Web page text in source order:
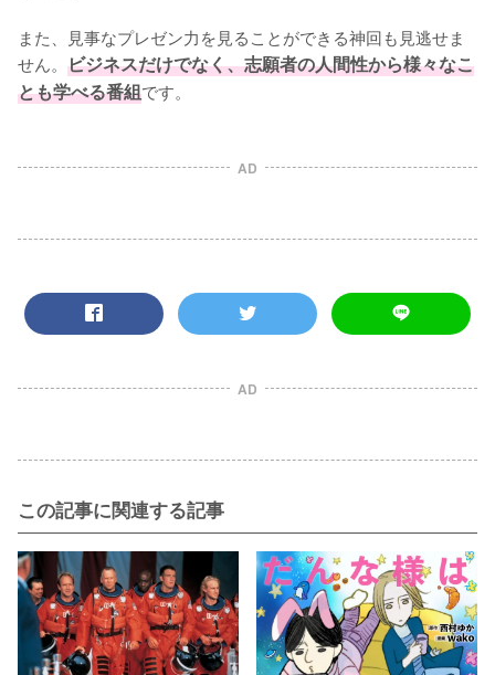
また、見事なプレゼン力を見ることができる神回も見逃せま
せん。 ビジネスだけでなく、志願者の人間性から様々なこ
とも学べる番組です。
AD
AD
この記事に関連する記事